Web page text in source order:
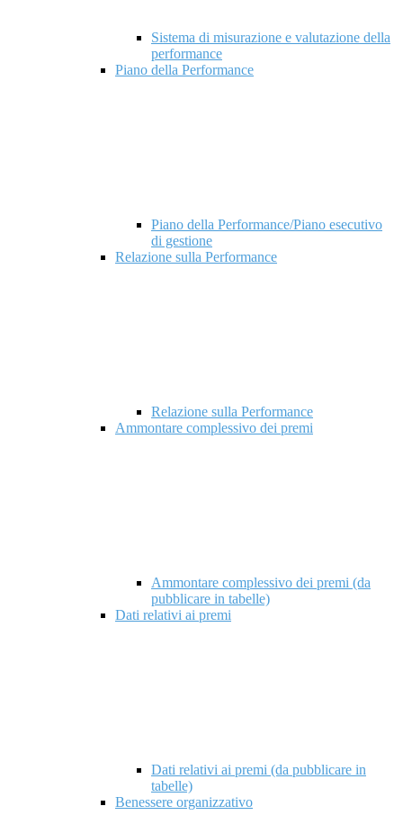
Sistema di misurazione e valutazione della
performance
Piano della Performance
Piano della Performance/Piano esecutivo
di gestione
Relazione sulla Performance
Relazione sulla Performance
Ammontare complessivo dei premi
Ammontare complessivo dei premi (da
pubblicare in tabelle)
Dati relativi ai premi
Dati relativi ai premi (da pubblicare in
tabelle)
Benessere organizzativo